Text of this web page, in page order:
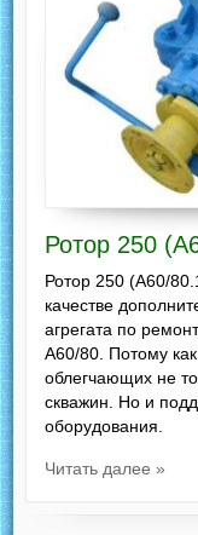
Ротор 250
Ротор 250 (А60/
качестве
агрегата по
А60/80. Потому
облегчающих не
скважин. Но и
оборудования.
Читать далее »